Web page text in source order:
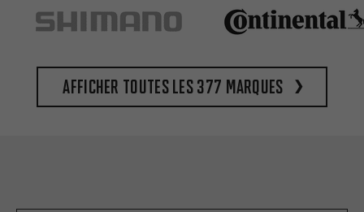
Afficher toutes les 377 marques